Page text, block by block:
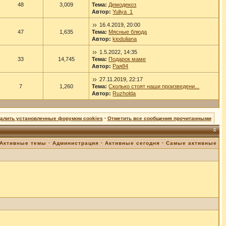
48 3,009
Тема: Демодекоз
Автор: Yuliya_1
47 1,635
16.4.2019, 20:00
Тема: Мясные блюда
Автор: kioduliana
33 14,745
1.5.2022, 14:35
Тема: Подарок маме
Автор: Рая84
7 1,260
27.11.2019, 22:17
Тема: Сколько стоят наши произведени...
Автор: Ruzholda
установленные форумом cookies · Отметить все сообщения прочитанными
Активные темы ·Администрация ·Активные сегодня ·Самые активные